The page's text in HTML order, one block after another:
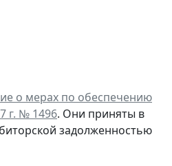
о мерах по обеспечению
г. № 1496. Они приняты в
задолженностью